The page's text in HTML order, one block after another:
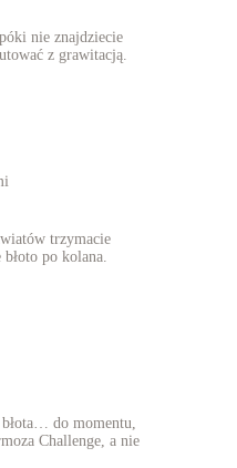
nie znajdziecie
z grawitacją.
trzymacie
błoto po kolana.
do momentu,
Challenge, a nie